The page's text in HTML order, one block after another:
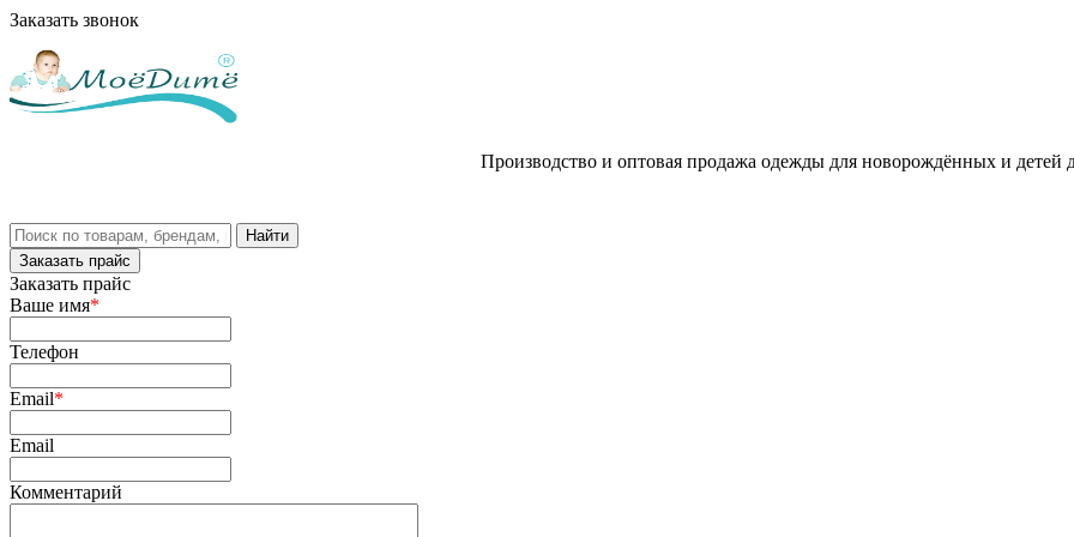
Заказать звонок
Производство и оптовая продажа одежды для новорождённых и детей
Заказать прайс
Заказать прайс
Ваше имя*
Телефон
Email*
Email
Комментарий